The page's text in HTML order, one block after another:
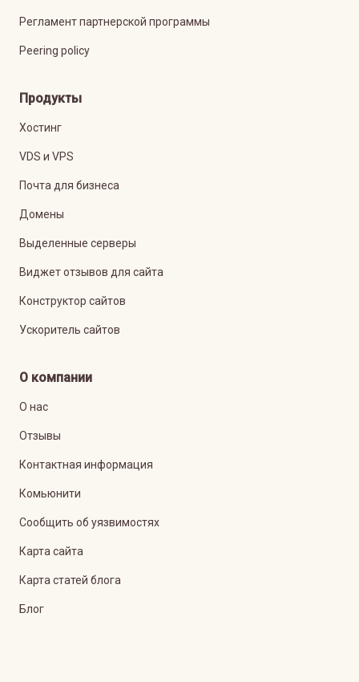
Регламент партнерской программы
Peering policy
Продукты
Хостинг
VDS и VPS
Почта для бизнеса
Домены
Выделенные серверы
Виджет отзывов для сайта
Конструктор сайтов
Ускоритель сайтов
О компании
О нас
Отзывы
Контактная информация
Комьюнити
Сообщить об уязвимостях
Карта сайта
Карта статей блога
Блог